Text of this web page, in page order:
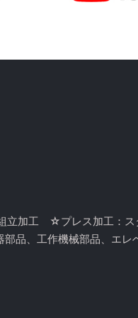
立加工 ☆プレス加工：ス
部品、工作機械部品、エ